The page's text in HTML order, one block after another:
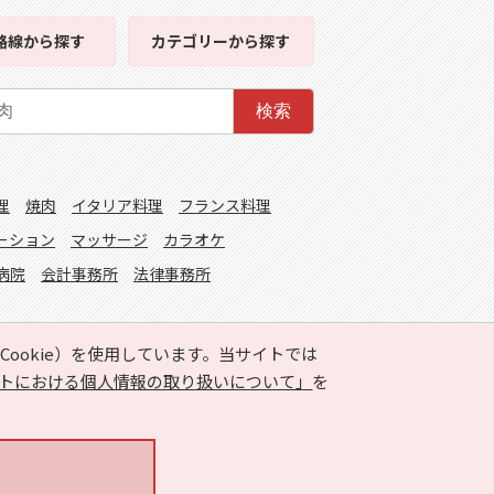
）を使用しています。当サイトでは
における個人情報の取り扱いについて」 を
線から探す カテゴリーから探す
検索
焼肉 イタリア料理
フランス料理
ション マッサージ
カラオケ
院 会計事務所 法律事務所